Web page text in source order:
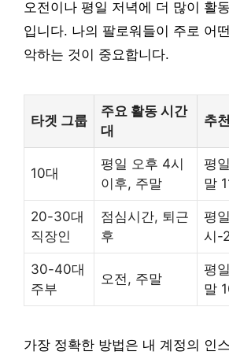
오전이나 평일 저녁에 더 많이 활
입니다. 나의 팔로워들이 주로 어
악하는 것이 중요합니다.
타겟 그룹
주요 활동 시간
대
추
10대
평일 오후 4시
이후, 주말
평
말
20-30대
직장인
점심시간, 퇴근
후
평
시-
30-40대
주부
오전, 주말
평
말
가장 정확한 방법은 내 계정의 인